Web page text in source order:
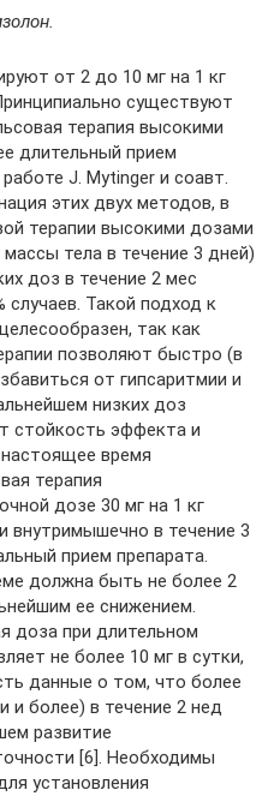
от 2 до 10 мг на 1 кг
существуют
терапия высокими
длительный прием
J. Mytinger и соавт.
этих двух методов, в
терапии высокими дозами
тела в течение 3 дней)
доз в течение 2 мес
случаев. Такой подход к
так как
позволяют быстро (в
от гипсаритмии и
низких доз
стойкость эффекта и
время
терапия
дозе 30 мг на 1 кг
внутримышечно в течение 3
прием препарата.
должна быть не более 2
ее снижением.
доза при длительном
не более 10 мг в сутки,
данные о том, что более
и более) в течение 2 нед
развитие
[6]. Необходимы
установления